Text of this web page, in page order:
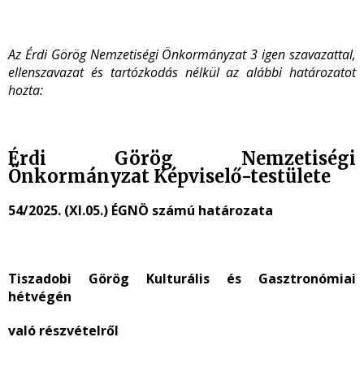
Az Érdi Görög Nemzetiségi Önkormányzat 3 igen szavazattal,
ellenszavazat és tartózkodás nélkül az alábbi határozatot
hozta:
Érdi Görög Nemzetiségi
Önkormányzat Képviselő-testülete
54/2025. (XI.05.) ÉGNÖ számú határozata
Tiszadobi Görög Kulturális és Gasztronómiai
hétvégén
való részvételről